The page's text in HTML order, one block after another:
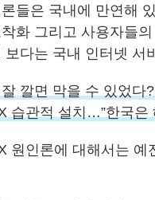
들은 국내에 만연해
화 그리고 사용자들
보다는 국내 인터넷 서
깔면 막을 수 있었다?
습관적 설치…”한국은
원인론에 대해서는